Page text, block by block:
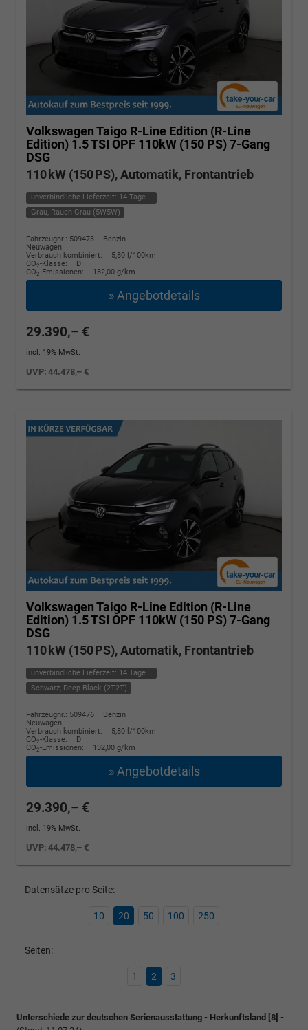
Volkswagen Taigo R-Line Edition (R-Line
Edition) 1.5 TSI OPF 110kW (150 PS) 7-Gang
DSG
110 kW (150 PS), Automatik, Frontantrieb
unverbindliche Lieferzeit: 14 Tage
Grau, Rauch Grau (5W5W)
Fahrzeugnr.: 509473
Benzin
Neuwagen
Verbrauch kombiniert:
5,80 l/100km
CO2-Klasse:
D
CO2-Emissionen: 132,00 g/km
» Angebotdetails
29.390,– €
incl. 19% MwSt.
UVP:44.478,– €
Volkswagen Taigo R-Line Edition (R-Line
Edition) 1.5 TSI OPF 110kW (150 PS) 7-Gang
DSG
110 kW (150 PS), Automatik, Frontantrieb
unverbindliche Lieferzeit: 14 Tage
Schwarz, Deep Black (2T2T)
Fahrzeugnr.: 509476
Benzin
Neuwagen
Verbrauch kombiniert:
5,80 l/100km
CO2-Klasse:
D
CO2-Emissionen: 132,00 g/km
» Angebotdetails
29.390,– €
incl. 19% MwSt.
UVP:44.478,– €
Datensätze pro Seite:
10 20 50 100 250
Seiten:
1 2 3
Unterschiede zur deutschen Serienausstattung - Herkunftsland [8] -